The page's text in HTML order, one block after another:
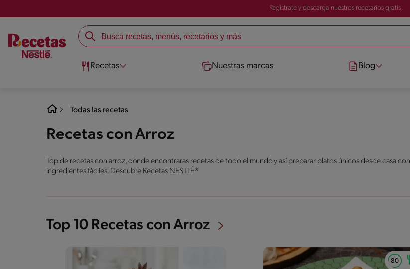
Registrate y descarga nuestros recetarios gratis
Recetas Nuestras marcas Blog
Todas las recetas
Recetas con Arroz
Top de recetas con arroz, donde encontraras recetas de todo el mundo y así preparar platos únicos desde casa con
ingredientes fáciles. Descubre Recetas NESTLÉ®
Top 10 Recetas con Arroz